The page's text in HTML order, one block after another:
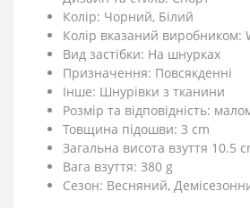
Колір: Чорний, Білий
Колір вказаний виробником:
Вид застібки: На шнурках
Призначення: Повсякденні
Iнше: Шнурівки з тканини
Розмір та відповідність:
Товщина підошви: 3 cm
Загальна висота взуття 10.5
Вага взуття: 380 g
Сезон: Весняний,